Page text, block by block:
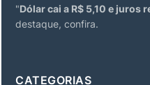
"Dólar cai a R$ 5,10 e juros
destaque, confira.
CATEGORIAS